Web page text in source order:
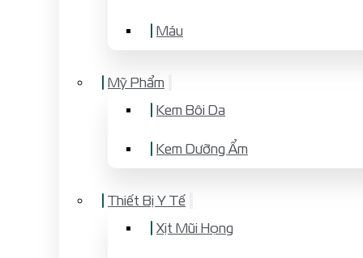
Máu
Mỹ Phẩm
Kem Bôi Da
Kem Dưỡng Ẩm
Thiết Bị Y Tế
Xịt Mũi Họng